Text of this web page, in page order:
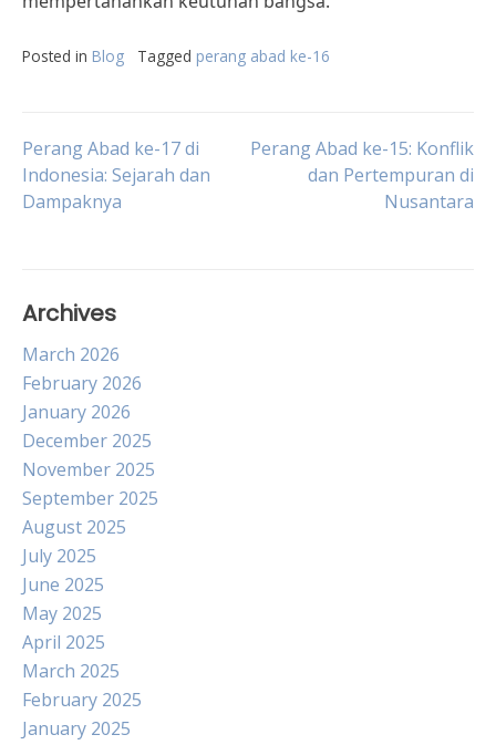
Posted in Blog Tagged perang abad ke-16
Post
navigation
Perang Abad ke-17 di
Indonesia: Sejarah dan
Dampaknya
Perang Abad ke-15: Konflik
dan Pertempuran di
Nusantara
Archives
March 2026
February 2026
January 2026
December 2025
November 2025
September 2025
August 2025
July 2025
June 2025
May 2025
April 2025
March 2025
February 2025
January 2025